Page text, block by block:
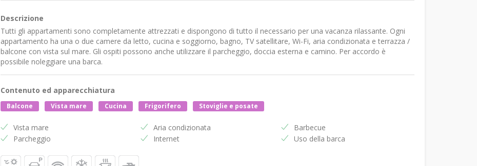
Descrizione
Tutti gli appartamenti sono completamente attrezzati e dispongono di tutto il necessario per una vacanza rilassante. Ogni
appartamento ha una o due camere da letto, cucina e soggiorno, bagno, TV satellitare, Wi-Fi, aria condizionata e terrazza /
balcone con vista sul mare. Gli ospiti possono anche utilizzare il parcheggio, doccia esterna e camino. Per accordo è
possibile noleggiare una barca.
Contenuto ed apparecchiatura
Balcone Vista mare Cucina Frigorifero Stoviglie e posate
Vista mare
Parcheggio
Aria condizionata
Internet
Barbecue
Uso della barca